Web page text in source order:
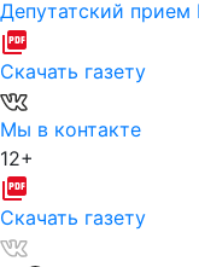
Депутатский прием
Скачать газету
Мы в контакте
12+
Скачать газету